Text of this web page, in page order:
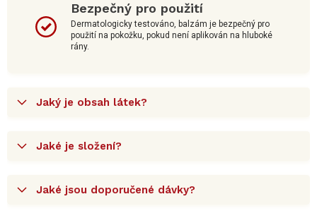
Bezpečný pro použití
Dermatologicky testováno, balzám je bezpečný pro
použití na pokožku, pokud není aplikován na hluboké
rány.
Jaký je obsah látek?
Jaké je složení?
Jaké jsou doporučené dávky?